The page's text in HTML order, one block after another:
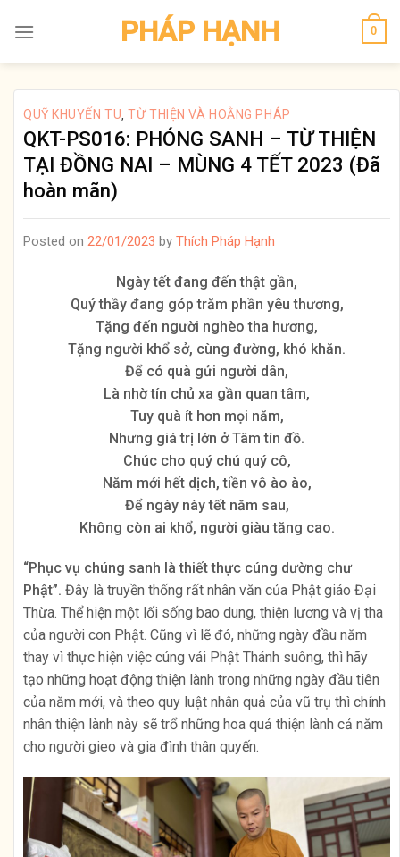
PHÁP HẠNH 0
QUỸ KHUYẾN TU, TỪ THIỆN VÀ HOẰNG PHÁP
QKT-PS016: PHÓNG SANH – TỪ THIỆN
TẠI ĐỒNG NAI – MÙNG 4 TẾT 2023 (Đã
hoàn mãn)
Posted on 22/01/2023 by Thích Pháp Hạnh
Ngày tết đang đến thật gần,
Quý thầy đang góp trăm phần yêu thương,
Tặng đến người nghèo tha hương,
Tặng người khổ sở, cùng đường, khó khăn.
Để có quà gửi người dân,
Là nhờ tín chủ xa gần quan tâm,
Tuy quà ít hơn mọi năm,
Nhưng giá trị lớn ở Tâm tín đồ.
Chúc cho quý chú quý cô,
Năm mới hết dịch, tiền vô ào ào,
Để ngày này tết năm sau,
Không còn ai khổ, người giàu tăng cao.
“Phục vụ chúng sanh là thiết thực cúng dường chư
Phật”. Đây là truyền thống rất nhân văn của Phật giáo Đại
Thừa. Thể hiện một lối sống bao dung, thiện lương và vị tha
của người con Phật. Cũng vì lẽ đó, những ngày đầu năm
thay vì thực hiện việc cúng vái Phật Thánh suông, thì hãy
tạo những hoạt động thiện lành trong những ngày đầu tiên
của năm mới, và theo quy luật nhân quả của vũ trụ thì chính
nhân thiện lành này sẽ trổ những hoa quả thiện lành cả năm
cho người gieo và gia đình thân quyến.